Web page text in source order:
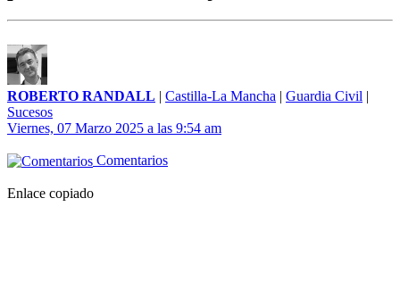
ROBERTO RANDALL | Castilla-La Mancha | Guardia Civil |
Sucesos
Viernes, 07 Marzo 2025 a las 9:54 am
Comentarios
Enlace copiado